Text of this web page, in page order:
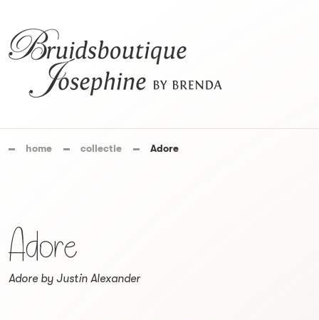
home collectie Adore
Adore
Adore by Justin Alexander